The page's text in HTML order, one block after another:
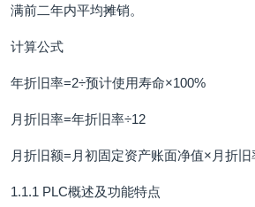
满前二年内平均摊销。
计算公式
年折旧率=2÷预计使用寿命×100%
月折旧率=年折旧率÷12
月折旧额=月初固定资产账面净值×月折旧
1.1.1 PLC概述及功能特点